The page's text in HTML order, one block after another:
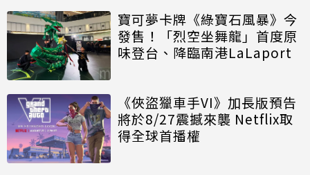
寶可夢卡牌《綠寶石風暴》今
發售！「烈空坐舞龍」首度原
味登台、降臨南港LaLaport
《俠盜獵車手VI》加長版預告
將於8/27震撼來襲 Netflix取
得全球首播權